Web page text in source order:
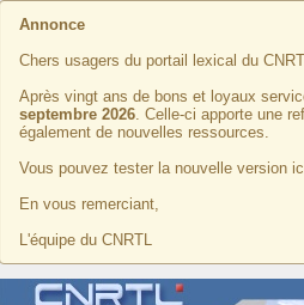
Annonce
Chers usagers du portail lexical du
Après vingt ans de bons et loyaux
septembre 2026. Celle-ci apporte une
également de nouvelles ressources.
Vous pouvez tester la nouvelle version
En vous remerciant,
L'équipe du CNRTL